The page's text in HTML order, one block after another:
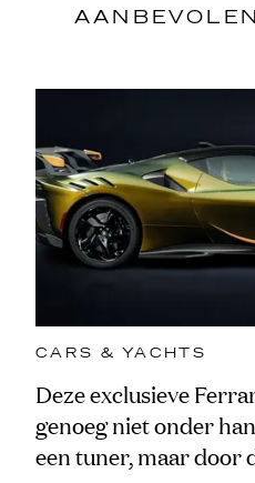
CARS & YACHTS
Deze exclusieve
genoeg niet onder
een tuner, maar door